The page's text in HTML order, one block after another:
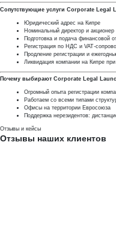
Сопутствующие услуги Corporate Legal
Юридический адрес на Кипре
Номинальный директор и акционер
Подготовка и подача финансовой
Регистрация по НДС и VAT-
Продление регистрации и
Ликвидация компании на Кипре
Почему выбирают Corporate Legal
Огромный опыта регистрации
Работаем со всеми типами
Офисы на территории Евросоюза
Поддержка нерезидентов:
Отзывы и кейсы
Отзывы наших клиентов